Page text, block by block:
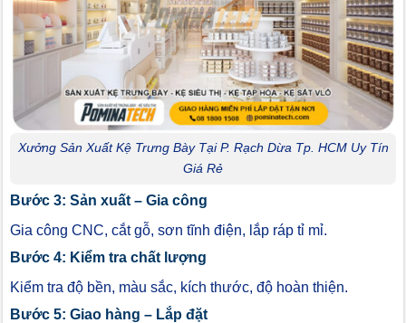
Xưởng Sản Xuất Kệ Trưng Bày Tại P. Rạch Dừa Tp. HCM Uy Tín
Giá Rẻ
Bước 3: Sản xuất – Gia công
Gia công CNC, cắt gỗ, sơn tĩnh điện, lắp ráp tỉ mỉ.
Bước 4: Kiểm tra chất lượng
Kiểm tra độ bền, màu sắc, kích thước, độ hoàn thiện.
Bước 5: Giao hàng – Lắp đặt